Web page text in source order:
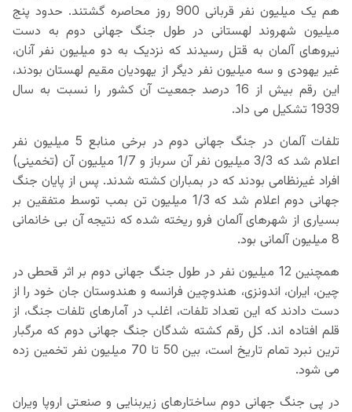
هم یک میلیون نفر قربانی 900 روز محاصره گشتند. حدود پنج
میلیون شهروند لهستانی در طول جنگ جهانی دوم به دست
نیروهای آلمان به قتل رسیدند که نزدیک به دو میلیون نفر آنان،
غیر یهودی و سه میلیون نفر دیگر از یهودیان مقیم لهستان بودند،
این رقم بیش از 16 درصد جمعیت آن کشور را نسبت به سال
1939 تشکیل می داد.
تلفات آلمان در جنگ جهانی دوم در برخی منابع 5 میلیون نفر
اعلام شد که 3/3 میلیون نفر آن سرباز و 1/7 میلیون آن (تخمینی)
افراد غیرنظامی بودند که در بمباران کشته شدند. پس از پایان جنگ
جهانی دوم اعلام شد که 1/3 میلیون تن بمب توسط متفقین بر
بسیاری از شهرهای آلمان فرو ریخته شده که نتیجه آن بی خانمانی
8 میلیون آلمانی بود.
همچنین 12 میلیون نفر در طول جنگ جهانی دوم بر اثر قحطی در
چین، ایران، اندونزی، هندوچین فرانسه و هندوستان جان خود را از
دست دادند که این تعداد تلفات، اغلب در آمارهای تلفات جنگ، از
قلم افتاده اند. کل رقم کشته شدگان جنگ جهانی دوم که مرگبار
ترین نبرد تمام تاریخ است، بین 50 تا 70 میلیون نفر تخمین زده
می شود.
در پی جنگ جهانی دوم ساختارهای زیربنایی و صنعتی اروپا ویران